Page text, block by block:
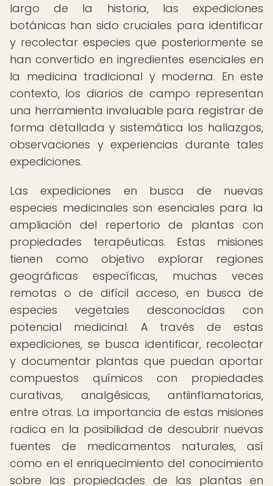
largo de la historia, las expediciones
botánicas han sido cruciales para identificar
y recolectar especies que posteriormente se
han convertido en ingredientes esenciales en
la medicina tradicional y moderna. En este
contexto, los diarios de campo representan
una herramienta invaluable para registrar de
forma detallada y sistemática los hallazgos,
observaciones y experiencias durante tales
expediciones.
Las expediciones en busca de nuevas
especies medicinales son esenciales para la
ampliación del repertorio de plantas con
propiedades terapéuticas. Estas misiones
tienen como objetivo explorar regiones
geográficas específicas, muchas veces
remotas o de difícil acceso, en busca de
especies vegetales desconocidas con
potencial medicinal. A través de estas
expediciones, se busca identificar, recolectar
y documentar plantas que puedan aportar
compuestos químicos con propiedades
curativas, analgésicas, antiinflamatorias,
entre otras. La importancia de estas misiones
radica en la posibilidad de descubrir nuevas
fuentes de medicamentos naturales, así
como en el enriquecimiento del conocimiento
sobre las propiedades de las plantas en